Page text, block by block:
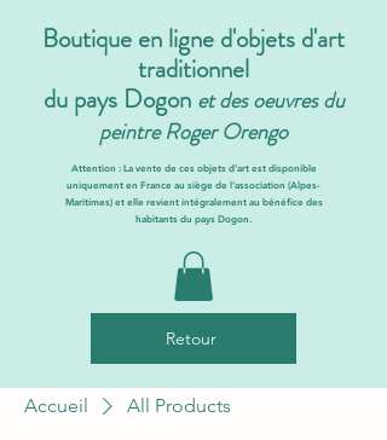
Boutique en ligne d'objets d'art
traditionnel
du pays Dogon et des oeuvres du
peintre Roger Orengo
Attention : La vente de ces objets d'art est disponible
uniquement en France au siège de l'association (Alpes-
Maritimes) et elle revient intégralement au bénéfice des
habitants du pays Dogon.
Retour
Accueil All Products